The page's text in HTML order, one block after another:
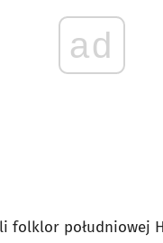
ad
folklor południowej